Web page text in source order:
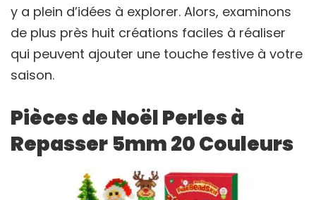
y a plein d’idées à explorer. Alors, examinons
de plus près huit créations faciles à réaliser
qui peuvent ajouter une touche festive à votre
saison.
Pièces de Noël Perles à
Repasser 5mm 20 Couleurs